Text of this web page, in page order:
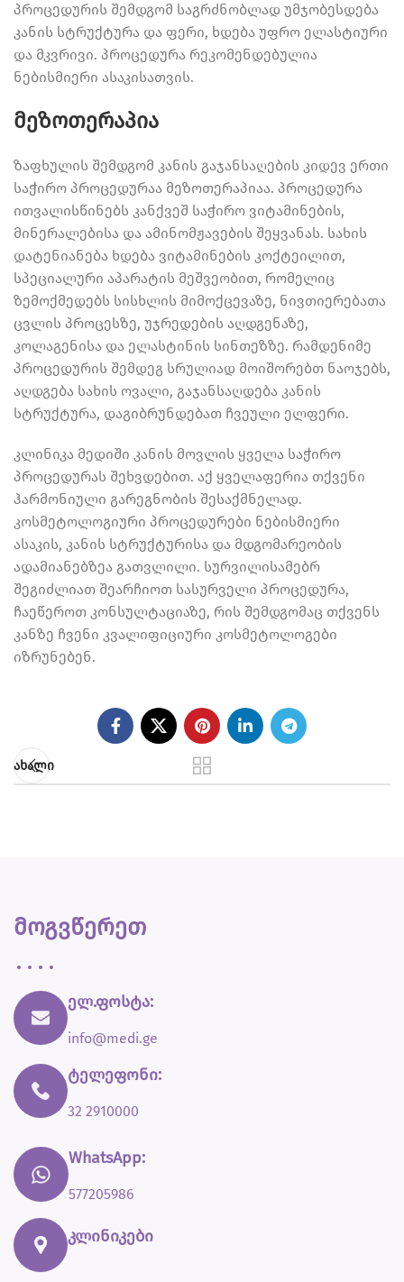
პროცედურის შემდგომ საგრძნობლად უმჯობესდება
კანის სტრუქტურა და ფერი, ხდება უფრო ელასტიური
და მკვრივი. პროცედურა რეკომენდებულია
ნებისმიერი ასაკისათვის.
მეზოთერაპია
ზაფხულის შემდგომ კანის გაჯანსაღების კიდევ ერთი
საჭირო პროცედურაა მეზოთერაპიაა. პროცედურა
ითვალისწინებს კანქვეშ საჭირო ვიტამინების,
მინერალებისა და ამინომჟავების შეყვანას. სახის
დატენიანება ხდება ვიტამინების კოქტეილით,
სპეციალური აპარატის მეშვეობით, რომელიც
ზემოქმედებს სისხლის მიმოქცევაზე, ნივთიერებათა
ცვლის პროცესზე, უჯრედების აღდგენაზე,
კოლაგენისა და ელასტინის სინთეზზე. რამდენიმე
პროცედურის შემდეგ სრულიად მოიშორებთ ნაოჯებს,
აღდგება სახის ოვალი, გაჯანსაღდება კანის
სტრუქტურა, დაგიბრუნდებათ ჩვეული ელფერი.
კლინიკა მედიში კანის მოვლის ყველა საჭირო
პროცედურას შეხვდებით. აქ ყველაფერია თქვენი
ჰარმონიული გარეგნობის შესაქმნელად.
კოსმეტოლოგიური პროცედურები ნებისმიერი
ასაკის, კანის სტრუქტურისა და მდგომარეობის
ადამიანებზეა გათვლილი. სურვილისამებრ
შეგიძლიათ შეარჩიოთ სასურველი პროცედურა,
ჩაეწეროთ კონსულტაციაზე, რის შემდგომაც თქვენს
კანზე ჩვენი კვალიფიციური კოსმეტოლოგები
იზრუნებენ.
ახალი
მოგვწერეთ
ელ.ფოსტა:
info@medi.ge
ტელეფონი:
32 2910000
WhatsApp:
577205986
კლინიკები